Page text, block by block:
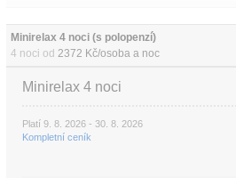
Minirelax 4 noci (s polopenzí)
4 noci od 2372 Kč/osoba a noc
Minirelax 4 noci
Platí 9. 8. 2026 - 30. 8. 2026
Kompletní ceník